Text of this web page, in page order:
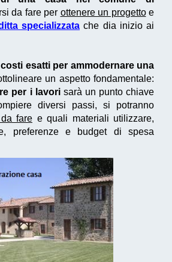
da fare per ottenere un progettoe
specializzata che dia inizio ai
costi esatti per ammodernare una
un aspetto fondamentale:
per i lavorisarà un punto chiave
diversi passi, si potranno
fare e quali materiali utilizzare,
preferenze e budget di spesa